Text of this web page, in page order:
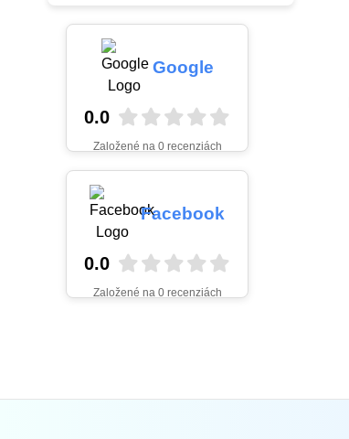
Google
0.0
Založené na 0 recenziách
Facebook
0.0
Založené na 0 recenziách